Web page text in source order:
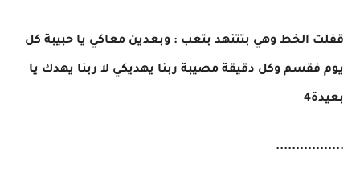
قفلت الخط وهي بتتنهد بتعب : وبعدين معاكي يا حبيبة كل
يوم فقسم وكل دقيقة مصيبة ربنا يهديكي لا ربنا يهدك يا
بعيدة4
.................